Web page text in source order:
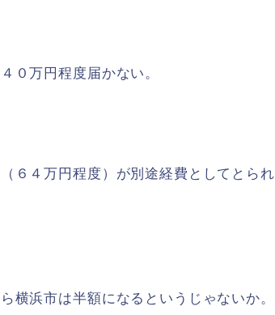
０万円程度届かない。
６４万円程度）が別途経費としてとられ
横浜市は半額になるというじゃないか。